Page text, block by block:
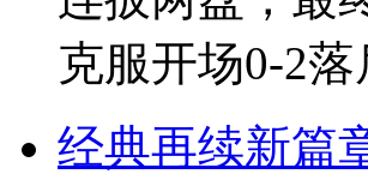
克服开场0-2
经典再续新篇